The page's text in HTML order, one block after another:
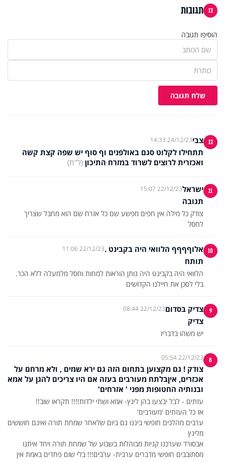
12 תגובות
הוסיפו תגובה
שלח תגובה
12 צבי24/12/23 14:33
תתחילו לקלוט סגם באולפנים וף סוף יש שפה קצת קשה
ואכזרית לרוצים לשרוד במזרח התיכון (ל"ת)
11 ישראל22/12/23 15:07
תגובה
צודק כל מילה אין חפים מפשע שם כל אזרח שם הוא מחבל שצריך
לחסל
10 אלוףףףף הלוואי היה בקבינט .22/12/23 11:06
תותח
הלוואי היה בקבינט היה נותן הוראות למחות וחסל מלמעלה ללא הכר.
בלי לסכן את חיילנו הקדושים
9 צדיק בסדום22/12/23 08:44
צדיק
יש משהו בדבריו
8
22/12/23 05:54
צודק ! גם מקצוען בתחום הזה גם ירא שמים , ולא מרחם על
אכזרים, איןבלתח מעורבים בעזה אם היו צריכים להגן על אמא
ובנותיה החטופות מפני ' אזרחים'
ערבים מהלכים חופשי ביננו גם ביום שלאחר שמחת תורה ואינם חוששים
אבסורד שערכנו קניות מבוהלות בשבוע של שמחת תורה ויחד איתנו
מסתובבים חופשי מדברים ערבית- ערבים!!! בלי שום פחדים באמת אין